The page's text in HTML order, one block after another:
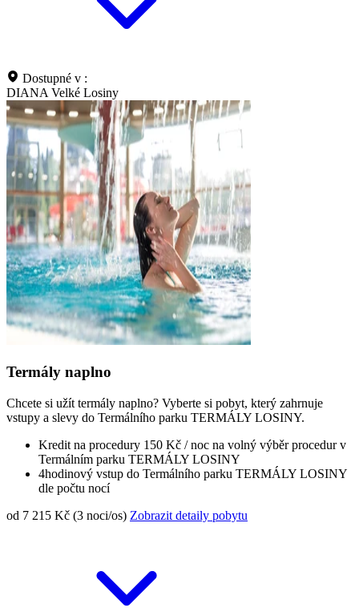
Dostupné v :
DIANA Velké Losiny
Termály naplno
Chcete si užít termály naplno? Vyberte si pobyt, který zahrnuje
vstupy a slevy do Termálního parku TERMÁLY LOSINY.
Kredit na procedury 150 Kč / noc na volný výběr procedur v
Termálním parku TERMÁLY LOSINY
4hodinový vstup do Termálního parku TERMÁLY LOSINY
dle počtu nocí
od 7 215 Kč (3 noci/os) Zobrazit detaily pobytu